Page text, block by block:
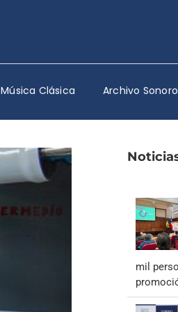
Música Clásica Archivo Sonoro
mil